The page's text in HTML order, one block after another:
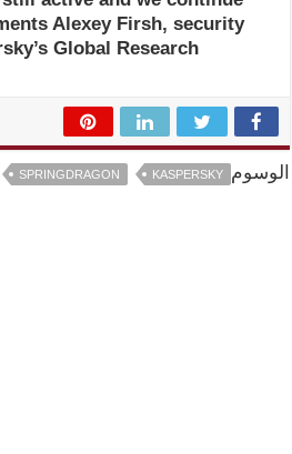
Alexey Firsh, security
Global Research
الوسوم KASPERSKY
SPRINGDRAGON